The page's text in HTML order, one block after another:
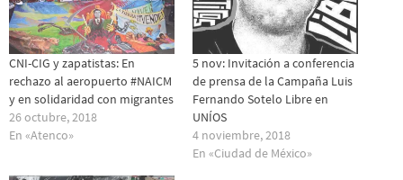
CNI-CIG y zapatistas: En
rechazo al aeropuerto #NAICM
y en solidaridad con migrantes
26 octubre, 2018
En «Atenco»
5 nov: Invitación a conferencia
de prensa de la Campaña Luis
Fernando Sotelo Libre en
UNÍOS
4 noviembre, 2018
En «Ciudad de México»